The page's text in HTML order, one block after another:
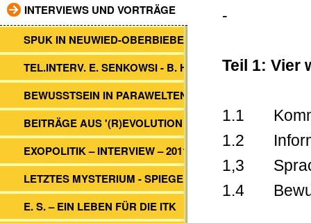
INTERVIEWS UND VORTRÄGE
SPUK IN NEUWIED-OBERBIEBER
TEL.INTERV. E. SENKOWSI - B. HEIM
BEWUSSTSEIN IN PARAWELTEN
BEITRÄGE AUS '(R)EVOLUTION 2012'
EXOPOLITIK – INTERVIEW – 2011
LETZTES MYSTERIUM - SPIEGEL TV
E. S. – EIN LEBEN FÜR DIE ITK
-
Teil 1: Vier
1.1
1.2
1,3
1.4